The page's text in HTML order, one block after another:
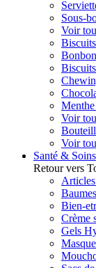
Sous-
Voir
Biscuits
Voir
Voir
Santé & Soins
Retour vers
Bien-
Crème
Gels